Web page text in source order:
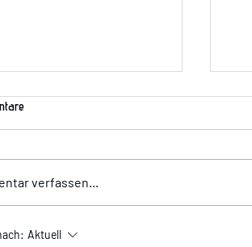
Dich!!!
verfassen...
Aktuell